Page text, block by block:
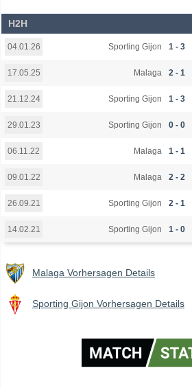
H2H
04.01.26 Sporting Gijon 1 - 3
17.05.25 Malaga 2 - 1
21.12.24 Sporting Gijon 1 - 3
29.01.23 Sporting Gijon 0 - 0
06.11.22 Malaga 1 - 1
09.01.22 Malaga 2 - 2
26.09.21 Sporting Gijon 2 - 1
14.02.21 Sporting Gijon 1 - 0
Malaga Vorhersagen Details
Sporting Gijon Vorhersagen Details